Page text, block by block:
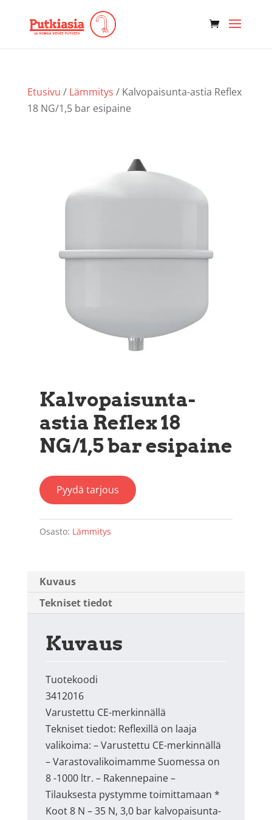
Etusivu / Lämmitys / Kalvopaisunta-astia Reflex
18 NG/1,5 bar esipaine
Kalvopaisunta-
astia Reflex 18
NG/1,5 bar esipaine
Pyydä tarjous
Osasto: Lämmitys
Kuvaus
Tekniset tiedot
Kuvaus
Tuotekoodi
3412016
Varustettu CE-merkinnällä
Tekniset tiedot: Reflexillä on laaja
valikoima: – Varustettu CE-merkinnällä
– Varastovalikoimamme Suomessa on
8 -1000 ltr. – Rakennepaine –
Tilauksesta pystymme toimittamaan *
Koot 8 N – 35 N, 3,0 bar kalvopaisunta-